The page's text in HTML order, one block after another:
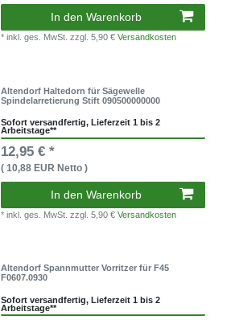
In den Warenkorb
* inkl. ges. MwSt.zzgl. 5,90 €Versandkosten
Altendorf Haltedorn für Sägewelle
Spindelarretierung Stift 090500000000
Sofort versandfertig, Lieferzeit 1 bis 2
Arbeitstage**
12,95 € *
( 10,88 EUR Netto )
In den Warenkorb
* inkl. ges. MwSt.zzgl. 5,90 €Versandkosten
Altendorf Spannmutter Vorritzer für F45
F0607.0930
Sofort versandfertig, Lieferzeit 1 bis 2
Arbeitstage**